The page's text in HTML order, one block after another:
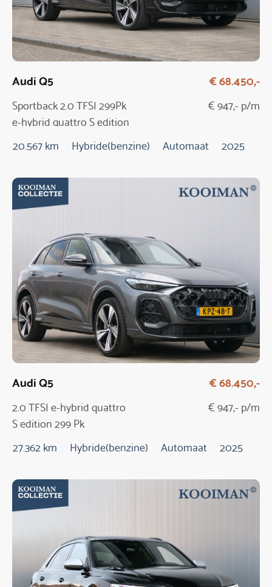
Audi Q5
Sportback 2.0 TFSI 299Pk
e-hybrid quattro S edition
€ 68.450,-
€ 947,- p/m
20.567 km Hybride(benzine) Automaat 2025
Audi Q5
2.0 TFSI e-hybrid quattro
S edition 299 Pk
Automaat / NIEUW
MODEL
€ 68.450,-
€ 947,- p/m
27.362 km Hybride(benzine) Automaat 2025